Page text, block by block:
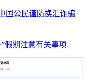
国公民谨防换汇诈骗
假期注意有关事项
材料
125